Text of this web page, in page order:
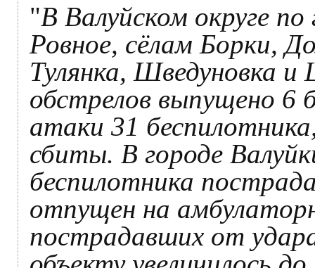
"В Валуйском округе по
Ровное, сёлам Борки,
Тулянка, Шведуновка
обстрелов выпущено 6
атаки 31
сбиты. В городе
беспилотника
отпущен на
пострадавших от